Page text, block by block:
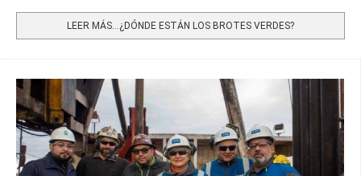
LEER MÁS…¿DÓNDE ESTÁN LOS BROTES VERDES?